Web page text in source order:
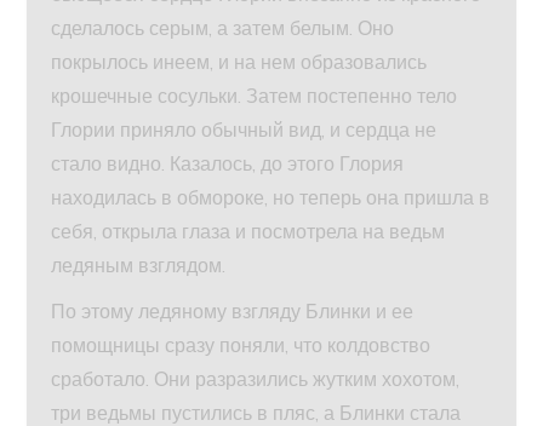
сделалось серым, а затем белым. Оно
покрылось инеем, и на нем образовались
крошечные сосульки. Затем постепенно тело
Глории приняло обычный вид, и сердца не
стало видно. Казалось, до этого Глория
находилась в обмороке, но теперь она пришла в
себя, открыла глаза и посмотрела на ведьм
ледяным взглядом.
По этому ледяному взгляду Блинки и ее
помощницы сразу поняли, что колдовство
сработало. Они разразились жутким хохотом,
три ведьмы пустились в пляс, а Блинки стала